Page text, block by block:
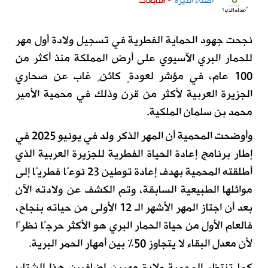
نجحت جهود الحماية الفطرية في تسجيل ولادة أول مهر
للحمار البري الآسيوي على أرض المملكة منذ أكثر من
100 عام، في مؤشر لعودةٍ كائنٍ غاب عن صحاري
الجزيرة العربية لأكثر من قرن وذلك في محمية الأمير
محمد بن سلمان الملكية.
وأوضحت المحمية أن المهر الذكر ولد في يونيو 2025 في
إطار برنامج إعادة الحياة الفطرية للجزيرة العربية الذي
أطلقته المحمية بهدف إعادة توطين 23 نوعًا فطريًا إلى
موائلها الطبيعية السابقة، وتم الكشف عن ولادته الآن
بعد أن اجتاز المهر الأشهر الـ 12 الأولى من حياته بنجاح،
فالعام الأول من حياة الحمار البري هو الأكثر حرجًا نظرًا
لأن معدل البقاء لا يتجاوز 50% بين أمهار الحمر البرية.